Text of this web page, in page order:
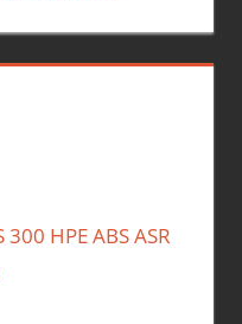
HPE ABS ASR